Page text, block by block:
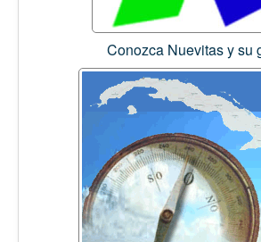
Conozca Nuevitas y su